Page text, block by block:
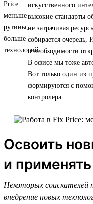
искусственного
высокие стандарты
не затрачивая
собирается
о необходимости
В офисе мы тоже
Вот только один из
формируются с
контролера.
Освоить
и
Некоторых
внедрение новых